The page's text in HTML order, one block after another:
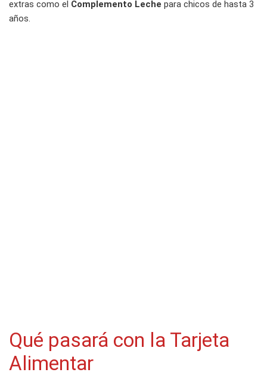
extras como el Complemento Leche para chicos de hasta 3
años.
Qué pasará con la Tarjeta
Alimentar